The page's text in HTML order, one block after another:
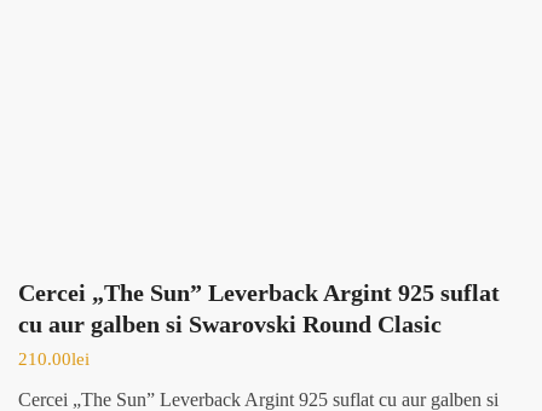
Cercei „The Sun” Leverback Argint 925 suflat
cu aur galben si Swarovski Round Clasic
210.00lei
Cercei „The Sun” Leverback Argint 925 suflat cu aur galben si